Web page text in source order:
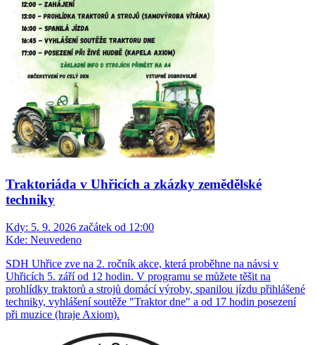
Traktoriáda v Uhřicích a zkázky zemědělské
techniky
Kdy: 5. 9. 2026 začátek od 12:00
Kde: Neuvedeno
SDH Uhřice zve na 2. ročník akce, která proběhne na návsi v
Uhřicích 5. září od 12 hodin. V programu se můžete těšit na
prohlídky traktorů a strojů domácí výroby, spanilou jízdu přihlášené
techniky, vyhlášení soutěže "Traktor dne" a od 17 hodin posezení
při muzice (hraje Axiom).